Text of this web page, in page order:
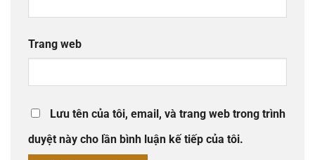
Trang web
Lưu tên của tôi, email, và trang web trong trình
duyệt này cho lần bình luận kế tiếp của tôi.